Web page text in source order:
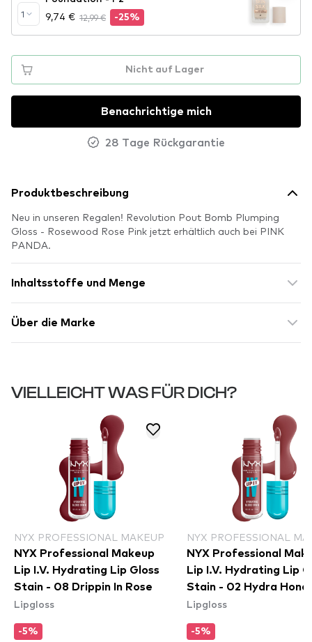
1
9,74 € 12,99 € -25%
Nicht auf Lager
Benachrichtige mich
28 Tage Rückgarantie
Produktbeschreibung
Neu in unseren Regalen! Revolution Pout Bomb Plumping
Gloss - Rosewood Rose Pink jetzt erhältlich auch bei PINK
PANDA.
Inhaltsstoffe und Menge
Über die Marke
VIELLEICHT WAS FÜR DICH?
NYX PROFESSIONAL MAKEUP
NYX Professional Makeup
Lip I.V. Hydrating Lip Gloss
Stain - 08 Drippin In Rose
Lipgloss
-5%
NYX PROFESSIONAL
NYX Professional
Lip I.V. Hydrating Lip
Stain - 02 Hydra
Lipgloss
-5%